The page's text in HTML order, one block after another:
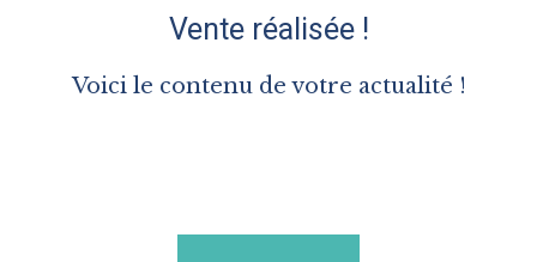
Vente réalisée !
Voici le contenu de votre actualité !